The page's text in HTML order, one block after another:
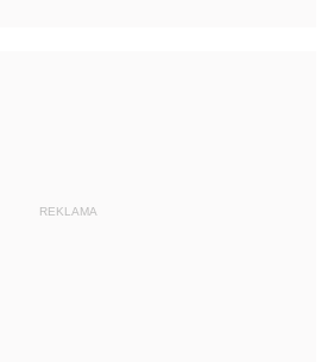
REKLAMA